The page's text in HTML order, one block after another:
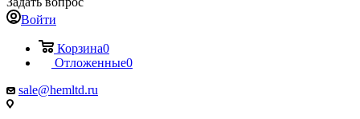
Войти
Корзина0
Отложенные0
sale@hemltd.ru